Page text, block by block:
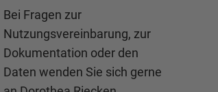
Bei Fragen zur
Nutzungsvereinbarung, zur
Dokumentation oder den
Daten wenden Sie sich gerne